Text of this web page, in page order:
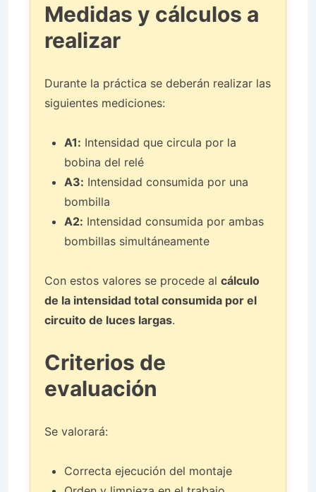
Medidas y cálculos a
realizar
Durante la práctica se deberán realizar las
siguientes mediciones:
A1: Intensidad que circula por la
bobina del relé
A3: Intensidad consumida por una
bombilla
A2: Intensidad consumida por ambas
bombillas simultáneamente
Con estos valores se procede al cálculo
de la intensidad total consumida por el
circuito de luces largas.
Criterios de
evaluación
Se valorará:
Correcta ejecución del montaje